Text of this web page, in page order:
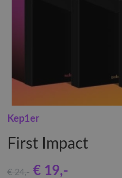
Kep1er
First Impact
€ 24,- € 19,-